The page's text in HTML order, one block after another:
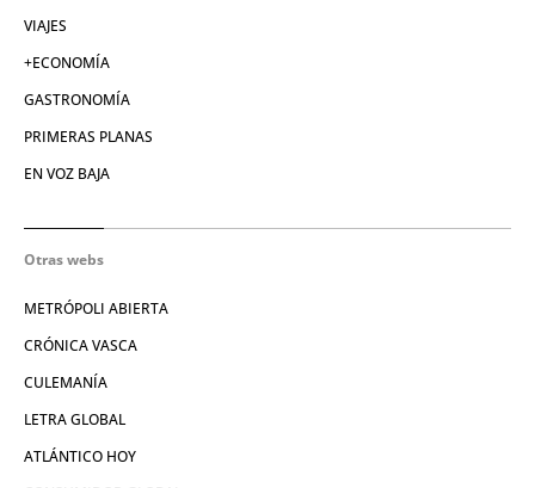
VIAJES
+ECONOMÍA
GASTRONOMÍA
PRIMERAS PLANAS
EN VOZ BAJA
Otras webs
METRÓPOLI ABIERTA
CRÓNICA VASCA
CULEMANÍA
LETRA GLOBAL
ATLÁNTICO HOY